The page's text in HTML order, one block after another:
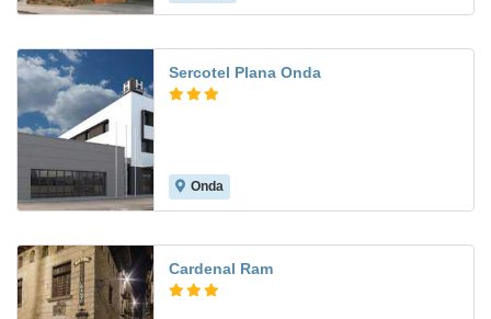
Sercotel Plana Onda
Onda
Cardenal Ram